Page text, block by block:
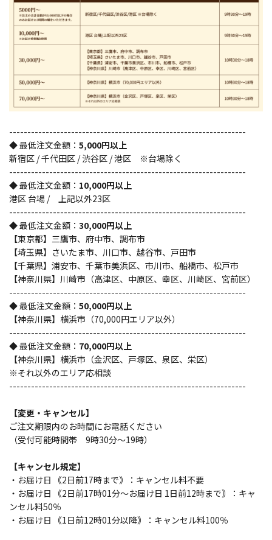
-----------------------------------------------------------------
◆ 最低注文金額： 5,000円以上
新宿区 / 千代田区 / 渋谷区 / 港区 ※台場除く
-----------------------------------------------------------------
◆ 最低注文金額： 10,000円以上
港区 台場 / 上記以外23区
-----------------------------------------------------------------
◆ 最低注文金額： 30,000円以上
【東京都】三鷹市、府中市、調布市
【埼玉県】さいたま市、川口市、越谷市、戸田市
【千葉県】浦安市、千葉市美浜区、市川市、船橋市、松戸市
【神奈川県】川崎市（高津区、中原区、幸区、川崎区、宮前区）
-----------------------------------------------------------------
◆ 最低注文金額： 50,000円以上
【神奈川県】横浜市（70,000円エリア以外）
-----------------------------------------------------------------
◆ 最低注文金額： 70,000円以上
【神奈川県】横浜市（金沢区、戸塚区、泉区、栄区）
※それ以外のエリア応相談
-----------------------------------------------------------------
【変更・キャンセル】
ご注文期限内のお時間にお電話ください
（受付可能時間帯 9時30分～19時）
【キャンセル規定】
・お届け日 ｟2日前17時まで｠：キャンセル料不要
・お届け日 ｟2日前17時01分～お届け日 1日前12時まで｠：キャ
ンセル料50％
・お届け日 ｟1日前12時01分以降｠：キャンセル料100％